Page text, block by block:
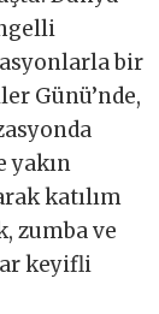
bir
Günü’nde,
yakın
katılım
zumba ve
keyifli